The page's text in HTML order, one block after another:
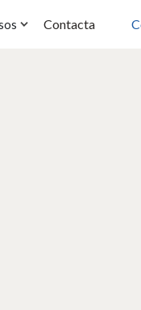
Contacta